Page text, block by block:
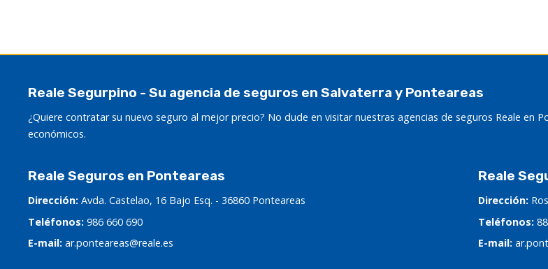
Reale Segurpino - Su agencia de seguros en Salvaterra y Ponteareas
¿Quiere contratar su nuevo seguro al mejor precio? No dude en visitar nuestras agencias de seguros Reale en
económicos.
Reale Seguros en Ponteareas
Dirección: Avda. Castelao, 16 Bajo Esq. - 36860 Ponteareas
Teléfonos: 986 660 690
E-mail: ar.ponteareas@reale.es
Reale
Dirección:
Teléfonos:
E-mail: